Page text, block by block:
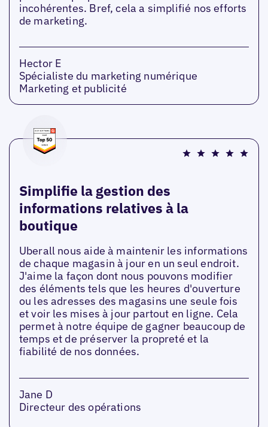
incohérentes. Bref, cela a simplifié nos efforts
de marketing.
Hector E
Spécialiste du marketing numérique
Marketing et publicité
Simplifie la gestion des
informations relatives à la
boutique
Uberall nous aide à maintenir les informations
de chaque magasin à jour en un seul endroit.
J'aime la façon dont nous pouvons modifier
des éléments tels que les heures d'ouverture
ou les adresses des magasins une seule fois
et voir les mises à jour partout en ligne. Cela
permet à notre équipe de gagner beaucoup de
temps et de préserver la propreté et la
fiabilité de nos données.
Jane D
Directeur des opérations